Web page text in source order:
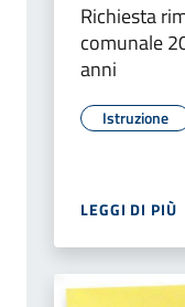
Richiesta
comunale
anni
Istruzione
LEGGI DI PIÙ